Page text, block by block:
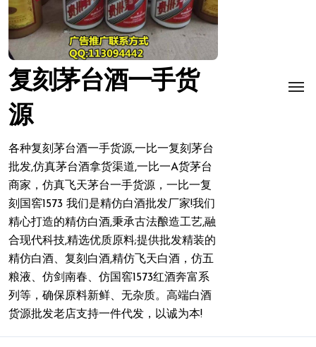
复刻茅台酒一手货
源
各种复刻茅台酒一手货源,一比一复刻茅台
批发,仿真茅台酒拿货渠道,一比一A货茅台
商家，仿真飞天茅台一手货源，一比一复
刻国窖1573 我们是精仿白酒批发厂家!我们
精心打造的精仿白酒,秉承古法酿造工艺,融
合现代科技,精选优质原料;提供批发精装的
精仿白酒、复刻白酒,精仿飞天白酒，仿五
粮液、仿剑南春、仿国窖1573红酒奔富系
列等，确保原料新鲜、无杂质。高端白酒
货源批发老店支持一件代发，以诚为本!